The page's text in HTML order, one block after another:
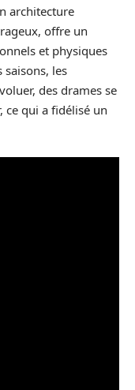
architecture
offre un
et physiques
saisons, les
des drames se
ce qui a fidélisé un